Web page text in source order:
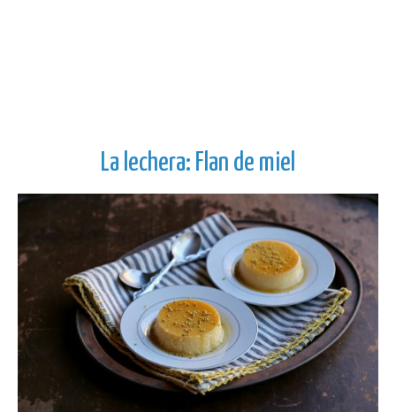
La lechera: Flan de miel